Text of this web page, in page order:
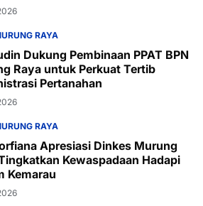
RAYA
Dukung Pembinaan PPAT BPN
Raya untuk Perkuat Tertib
Pertanahan
RAYA
Apresiasi Dinkes Murung
Kewaspadaan Hadapi
Kemarau